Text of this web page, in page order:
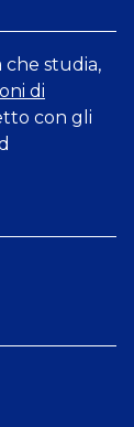
che studia,
di
con gli